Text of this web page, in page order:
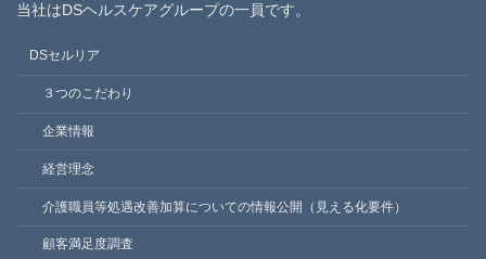
当社はDSヘルスケアグループの一員です。
DSセルリア
３つのこだわり
企業情報
経営理念
介護職員等処遇改善加算についての情報公開（見える化要件）
顧客満足度調査